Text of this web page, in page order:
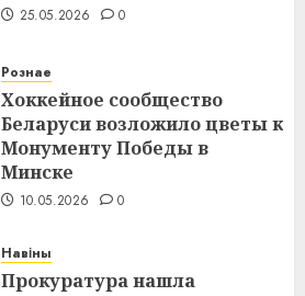
25.05.2026 0
Рознае
Хоккейное сообщество
Беларуси возложило цветы к
Монументу Победы в
Минске
10.05.2026 0
Навіны
Прокуратура нашла